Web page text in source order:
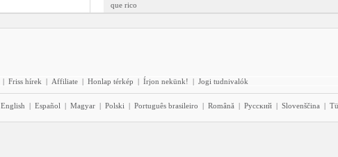
que rico
| Friss hírek | Affiliate | Honlap térkép | Írjon nekünk! | Jogi tudnivalók
English | Español | Magyar | Polski | Português brasileiro | Română | Pyccĸий | Slovenščina |